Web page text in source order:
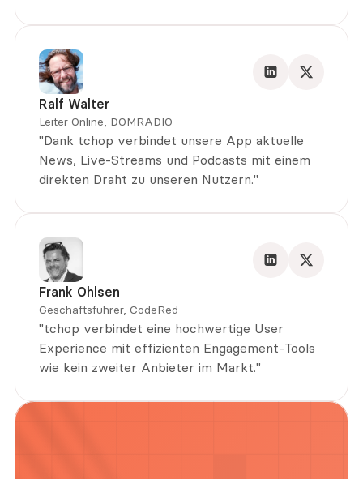
Ralf Walter
Leiter Online, DOMRADIO
"Dank tchop verbindet unsere App aktuelle
News, Live-Streams und Podcasts mit einem
direkten Draht zu unseren Nutzern."
Frank Ohlsen
Geschäftsführer, CodeRed
"tchop verbindet eine hochwertige User
Experience mit effizienten Engagement-Tools
wie kein zweiter Anbieter im Markt."